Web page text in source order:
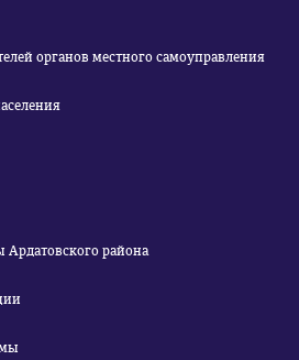
органов местного самоуправления
района